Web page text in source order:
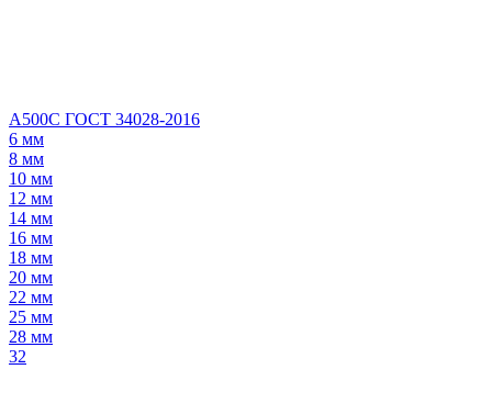
А500С ГОСТ 34028-2016
6 мм
8 мм
10 мм
12 мм
14 мм
16 мм
18 мм
20 мм
22 мм
25 мм
28 мм
32